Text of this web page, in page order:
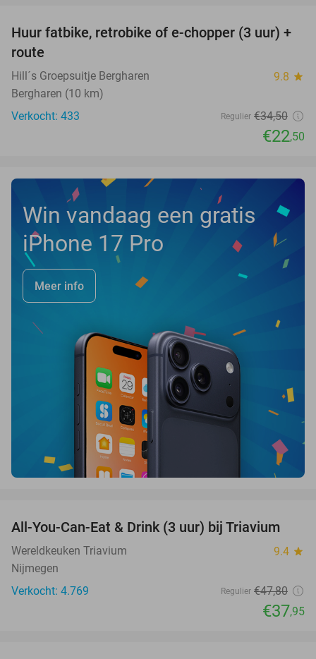
35%
Huur fatbike, retrobike of e-chopper (3 uur) +
route
Hill´s Groepsuitje Bergharen 9.8 star
Bergharen (10 km)
Verkocht: 433
Regulier €34,50
€22,50
Win vandaag een gratis
iPhone 17 Pro
Meer info
21%
All-You-Can-Eat & Drink (3 uur) bij Triavium
Wereldkeuken Triavium 9.4 star
Nijmegen
Verkocht: 4.769
Regulier €47,80
€37,95